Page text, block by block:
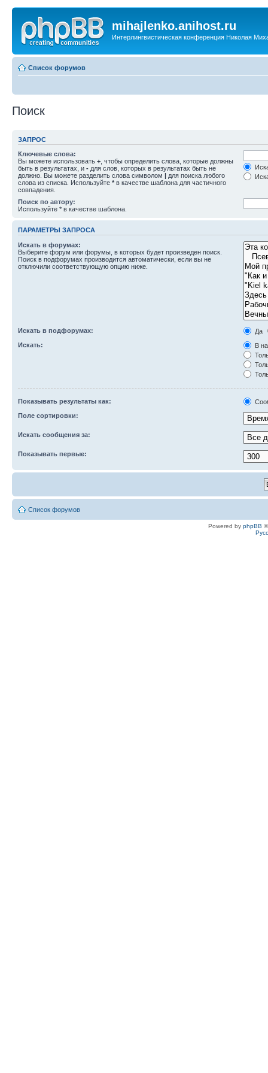
mihajlenko.anihost.ru
Интерлингвистическая конференция Николая
Список форумов
Поиск
ЗАПРОС
Ключевые слова:
Вы можете использовать + , чтобы определить слова, которые должны
быть в результатах, и - для слов, которых в результатах быть не
должно. Вы можете разделить слова символом | для поиска любого
слова из списка. Используйте * в качестве шаблона для частичного
совпадения.
Поиск по автору:
Используйте * в качестве шаблона.
ПАРАМЕТРЫ ЗАПРОСА
Искать в форумах:
Выберите форум или форумы, в которых будет произведен поиск.
Поиск в подфорумах производится автоматически, если вы не
отключили соответствующую опцию ниже.
Искать в подфорумах:
Да
Искать:
В
Показывать результаты как:
Поле сортировки:
Искать сообщения за:
Показывать первые:
Список форумов
Powered by phpBB